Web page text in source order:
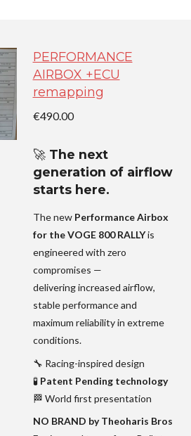
PERFORMANCE
AIRBOX +ECU
remapping
€490.00
🚀 The next
generation of airflow
starts here.
The new Performance Airbox
for the VOGE 800 RALLYis
engineered with zero
compromises —
delivering increased airflow,
stable performance and
maximum reliability in extreme
conditions.
🔧 Racing-inspired design
🧪 Patent Pending technology
🏁 World first presentation
NO BRAND by Theoharis Bros